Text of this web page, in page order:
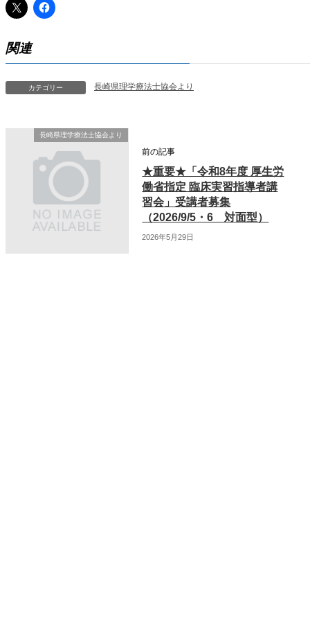
関連
カテゴリー 長崎県理学療法士協会より
長崎県理学療法士協会より
前の記事
★重要★「令和8年度 厚生労
働省指定 臨床実習指導者講
習会」受講者募集
（2026/9/5・6 対面型）
2026年5月29日